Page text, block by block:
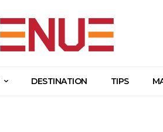
DESTINATION TIPS